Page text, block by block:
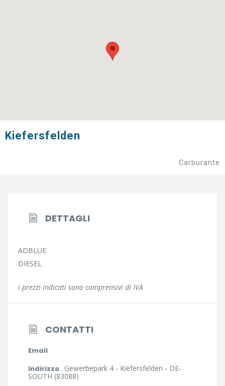
Kiefersfelden
Carburante
DETTAGLI
ADBLUE
DIESEL
i prezzi indicati sono comprensivi di IVA
CONTATTI
Email
Indirizzo Gewerbepark 4 - Kiefersfelden - DE-
SOUTH (83088)